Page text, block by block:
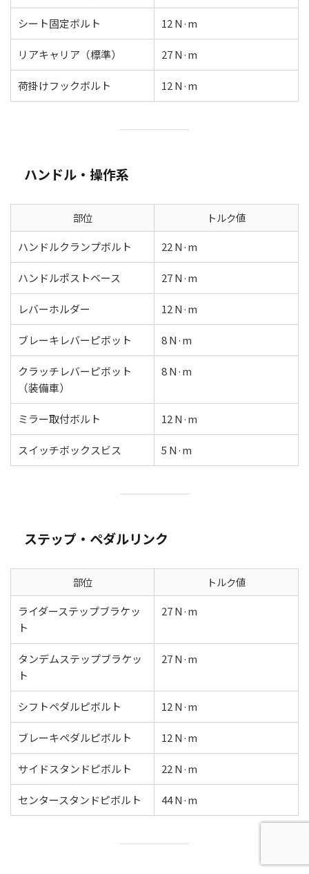
シート固定ボルト 12 N·m
リアキャリア（標準） 27 N·m
荷掛けフックボルト 12 N·m
ハンドル・操作系
部位
トルク値
ハンドルクランプボルト
22 N·m
ハンドルポストベース 27 N·m
レバーホルダー 12 N·m
ブレーキレバーピボット 8 N·m
クラッチレバーピボット
（装備車）
8 N·m
ミラー取付ボルト 12 N·m
スイッチボックスビス 5 N·m
ステップ・ペダルリンク
部位
トルク値
ライダーステップブラケッ
ト
27 N·m
タンデムステップブラケッ
ト
27 N·m
シフトペダルピボルト 12 N·m
ブレーキペダルピボルト 12 N·m
サイドスタンドピボルト 22 N·m
センタースタンドピボルト 44 N·m